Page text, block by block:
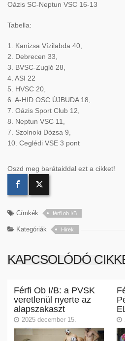
Oázis SC-Neptun VSC 16-13
Tabella:
1. Kanizsa Vízilabda 40,
2. Debrecen 33,
3. BVSC-Zugló 28,
4. ASI 22
5. HVSC 20,
6. A-HID OSC ÚJBUDA 18,
7. Oázis Sport Club 12,
8. Neptun VSC 11,
7. Szolnoki Dózsa 9,
10. Ceglédi VSE 3 pont
Oszd meg barátaiddal ezt a cikket!
Címkék férfi ob I/B
Kategóriák Hirek
KAPCSOLÓDÓ
Férfi Ob I/B: a PVSK
veretlenül nyerte az
alapszakaszt
2025 december 15.